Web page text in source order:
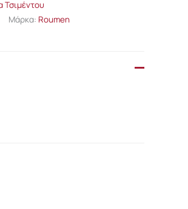
Τσιμέντου
Μάρκα: Roumen